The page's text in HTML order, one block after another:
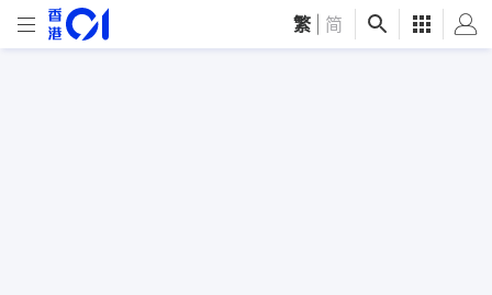
繁 简